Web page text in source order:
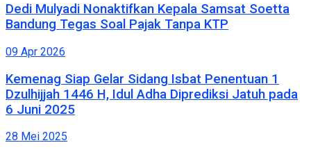
Dedi Mulyadi Nonaktifkan Kepala Samsat Soetta
Bandung Tegas Soal Pajak Tanpa KTP
09 Apr 2026
Kemenag Siap Gelar Sidang Isbat Penentuan 1
Dzulhijjah 1446 H, Idul Adha Diprediksi Jatuh pada
6 Juni 2025
28 Mei 2025